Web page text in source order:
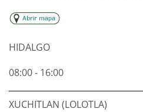
HIDALGO
08:00 - 16:00
XUCHITLAN (LOLOTLA)